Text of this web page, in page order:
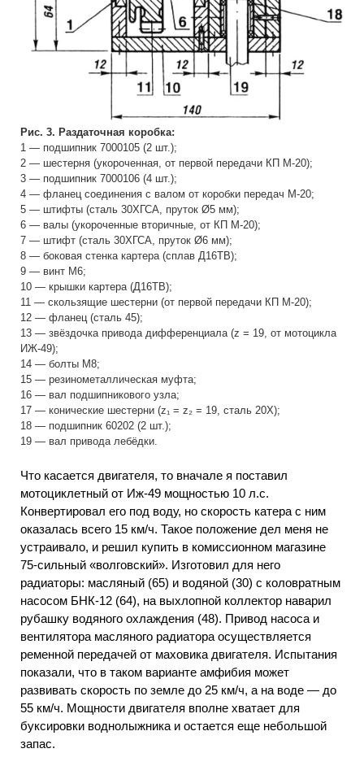
Рис. 3. Раздаточная коробка:
1 — подшипник 7000105 (2 шт.);
2 — шестерня (укороченная, от первой передачи КП М-20);
3 — подшипник 7000106 (4 шт.);
4 — фланец соединения с валом от коробки передач М-20;
5 — штифты (сталь 30ХГСА, пруток Ø5 мм);
6 — валы (укороченные вторичные, от КП М-20);
7 — штифт (сталь 30ХГСА, пруток Ø6 мм);
8 — боковая стенка картера (сплав Д16ТВ);
9 — винт М6;
10 — крышки картера (Д16ТВ);
11 — скользящие шестерни (от первой передачи КП М-20);
12 — фланец (сталь 45);
13 — звёздочка привода дифференциала (z = 19, от мотоцикла
ИЖ-49);
14 — болты М8;
15 — резинометаллическая муфта;
16 — вал подшипникового узла;
17 — конические шестерни (z₁ = z₂ = 19, сталь 20Х);
18 — подшипник 60202 (2 шт.);
19 — вал привода лебёдки.
Что касается двигателя, то вначале я поставил
мотоциклетный от Иж-49 мощностью 10 л.с.
Конвертировал его под воду, но скорость катера с ним
оказалась всего 15 км/ч. Такое положение дел меня не
устраивало, и решил купить в комиссионном магазине
75-сильный «волговский». Изготовил для него
радиаторы: масляный (65) и водяной (30) с коловратным
насосом БНК-12 (64), на выхлопной коллектор наварил
рубашку водяного охлаждения (48). Привод насоса и
вентилятора масляного радиатора осуществляется
ременной передачей от маховика двигателя. Испытания
показали, что в таком варианте амфибия может
развивать скорость по земле до 25 км/ч, а на воде — до
55 км/ч. Мощности двигателя вполне хватает для
буксировки воднолыжника и остается еще небольшой
запас.